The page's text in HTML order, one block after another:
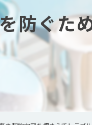
バルコニ
防水
屋根
防ぐた